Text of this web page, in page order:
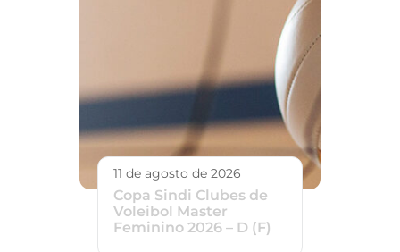
11 de agosto de 2026
Copa Sindi Clubes de
Voleibol Master
Feminino 2026 – D (F)